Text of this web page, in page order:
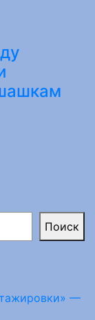
Поиск
—